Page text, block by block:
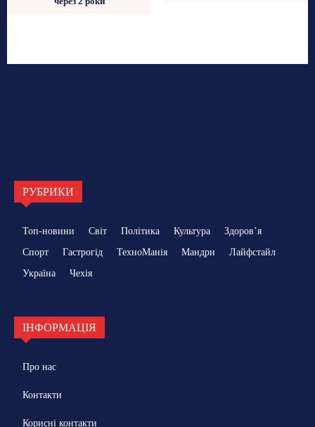
РУБРИКИ
Топ-новини Світ Політика Культура
Здоровʼя
Спорт
Гастрогід ТехноМанія Мандри
Лайфстайл
Україна
Чехія
ІНФОРМАЦІЯ
Про нас
Контакти
Корисні контакти